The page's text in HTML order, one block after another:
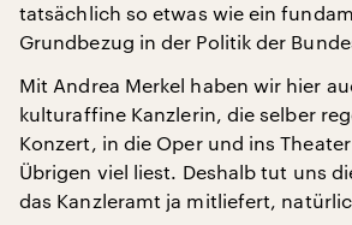
tatsächlich so etwas wie ein
Grundbezug in der Politik der
Mit Andrea Merkel haben wir hier
kulturaffine Kanzlerin, die selber
Konzert, in die Oper und ins
Übrigen viel liest. Deshalb tut uns
das Kanzleramt ja mitliefert,